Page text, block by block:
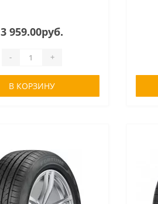
3 959.00руб.
- +
В КОРЗИНУ